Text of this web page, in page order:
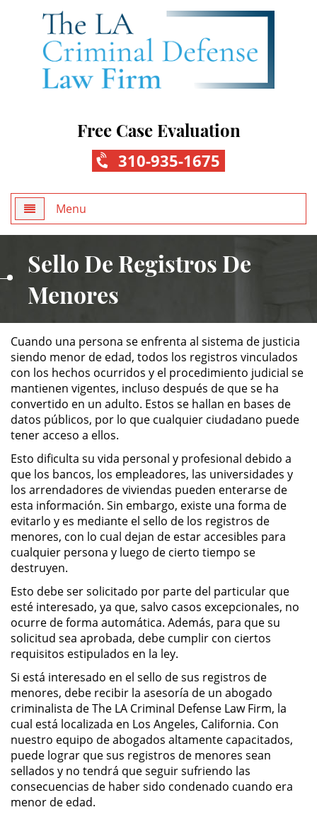
Free Case Evaluation
310-935-1675
Menu
ALTERNATIVE SENTENCING
Military Diversion
Áreas de Practica
Asalto y Agresión
Agresión Agravada
Agresión Contra un Agente del
Orden Público
Asalto con Químicos Cáusticos
Asalto Contra un Funcionario
Público
Asalto Simple
Asuntos Posteriores a la Condena
Anulando o Rechazando una
Condena
Certificado de Rehabilitación
Sello De Registros De
Menores
Cuando una persona se enfrenta al sistema de justicia
siendo menor de edad, todos los registros vinculados
con los hechos ocurridos y el procedimiento judicial se
mantienen vigentes, incluso después de que se ha
convertido en un adulto. Estos se hallan en bases de
datos públicos, por lo que cualquier ciudadano puede
tener acceso a ellos.
Esto dificulta su vida personal y profesional debido a
que los bancos, los empleadores, las universidades y
los arrendadores de viviendas pueden enterarse de
esta información. Sin embargo, existe una forma de
evitarlo y es mediante el sello de los registros de
menores, con lo cual dejan de estar accesibles para
cualquier persona y luego de cierto tiempo se
destruyen.
Esto debe ser solicitado por parte del particular que
esté interesado, ya que, salvo casos excepcionales, no
ocurre de forma automática. Además, para que su
solicitud sea aprobada, debe cumplir con ciertos
requisitos estipulados en la ley.
Si está interesado en el sello de sus registros de
menores, debe recibir la asesoría de un abogado
criminalista de The LA Criminal Defense Law Firm, la
cual está localizada en Los Angeles, California. Con
nuestro equipo de abogados altamente capacitados,
puede lograr que sus registros de menores sean
sellados y no tendrá que seguir sufriendo las
consecuencias de haber sido condenado cuando era
menor de edad.